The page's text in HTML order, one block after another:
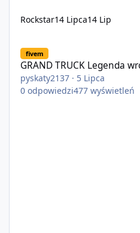
Rockstar14 Lipca14 Lip
fivem
GRAND TRUCK Legenda
pyskaty2137 · 5 Lipca
0 odpowiedzi477 wyświetleń